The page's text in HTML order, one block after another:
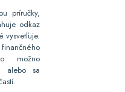
príručky,
odkaz
vysvetľuje.
možno
alebo sa